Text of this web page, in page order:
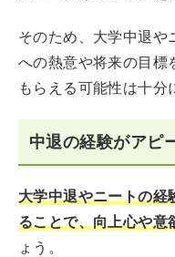
そのため、大学中退や
への熱意や将来の目標
もらえる可能性は十分
中退の経験がアピ
大学中退やニートの経
ることで、向上心や意
ょう。